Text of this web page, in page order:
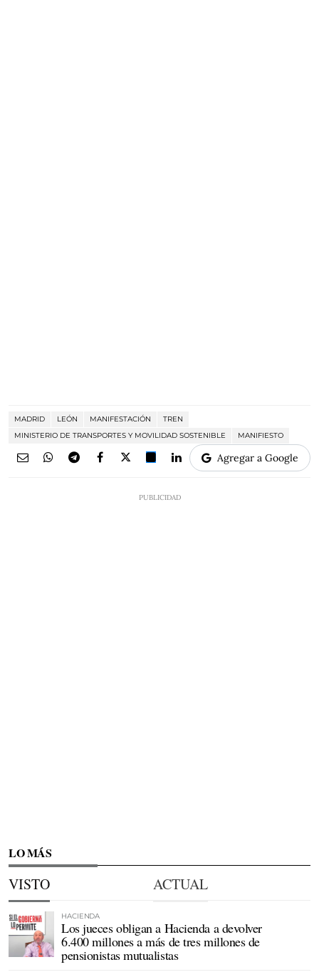
MADRID LEÓN MANIFESTACIÓN
TREN
MINISTERIO DE TRANSPORTES Y MOVILIDAD SOSTENIBLE
MANIFIESTO
Agregar a Google
LO MÁS
VISTO ACTUAL
HACIENDA
Los jueces obligan a Hacienda a devolver
6.400 millones a más de tres millones de
pensionistas mutualistas